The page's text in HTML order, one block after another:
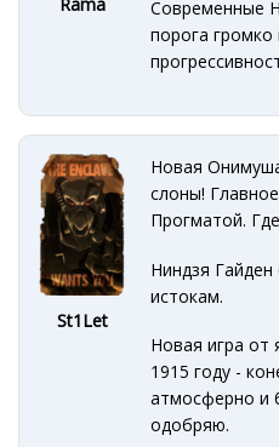
Современные
порога громко
St1Let
Новая
слоны!
Прогматой.
Ниндзя Гайден
истокам.
Новая игра от
1915 году -
атмосферно и
одобряю.